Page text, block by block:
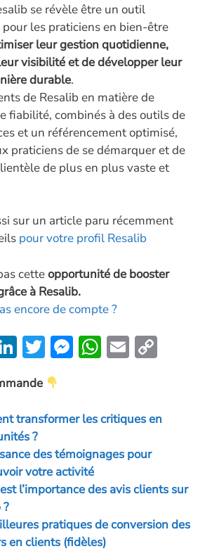
se révèle être un outil
les praticiens en bien-être
leur gestion quotidienne,
visibilité et de développer leur
durable.
de Resalib en matière de
fiabilité, combinés à des outils de
et un référencement optimisé,
praticiens de se démarquer et de
de plus en plus vaste et
sur un article paru récemment
pour votre profil Resalib
cetteopportunité de booster
à Resalib.
encore de compte ?
Li
k
e
dI
n
T
w
itt
er
M
n
er
W
s
p
p
E
l
k
transformer les critiques en
?
des témoignages pour
votre activité
l’importance des avis clients sur
?
pratiques de conversion des
en clients (fidèles)